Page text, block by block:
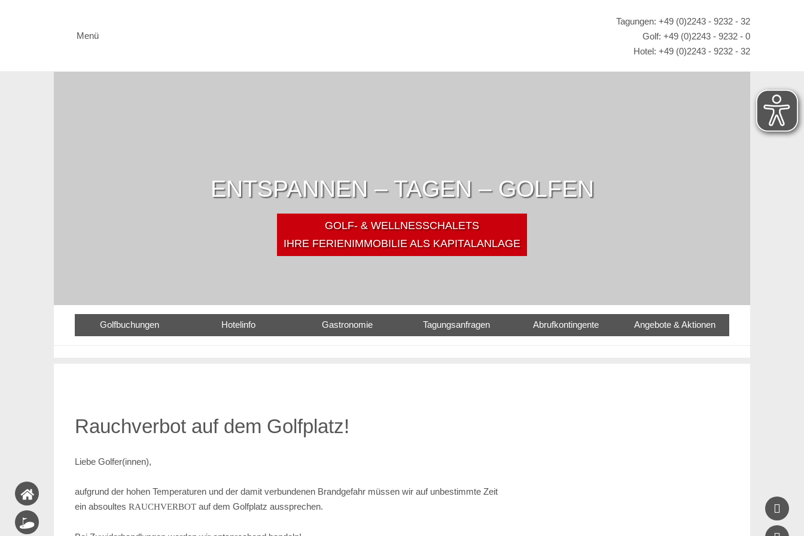
Menü
Tagungen: +49 (0)2243 - 9232 - 32
Golf: +49 (0)2243 - 9232 - 0
Hotel: +49 (0)2243 - 9232 - 32
ENTSPANNEN – TAGEN – GOLFEN
GOLF- & WELLNESSCHALETS
IHRE FERIENIMMOBILIE ALS KAPITALANLAGE
Golfbuchungen Hotelinfo Gastronomie Tagungsanfragen Abrufkontingente Angebote & Aktionen
Rauchverbot auf dem Golfplatz!
Liebe Golfer(innen),
aufgrund der hohen Temperaturen und der damit verbundenen Brandgefahr müssen wir auf unbestimmte Zeit
ein absoultes RAUCHVERBOT auf dem Golfplatz aussprechen. 